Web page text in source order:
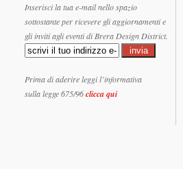
Inserisci la tua e-mail nello spazio
sottostante per ricevere gli aggiornamenti e
gli inviti agli eventi di Brera Design District.
Prima di aderire leggi l’informativa
sulla legge 675/96clicca qui